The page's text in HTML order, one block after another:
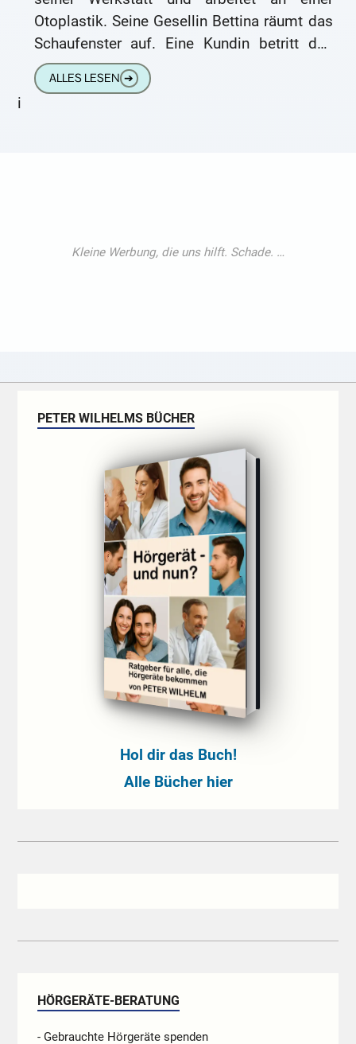
Otoplastik. Seine Gesellin Bettina räumt das
Schaufenster auf. Eine Kundin betritt den
Laden. Es ist die 43-jährige Roswitha Bauer,
ALLES LESEN ➔
i
PETER WILHELMS BÜCHER
Hol dir das Buch!
Alle Bücher hier
HÖRGERÄTE-BERATUNG
- Gebrauchte Hörgeräte spenden